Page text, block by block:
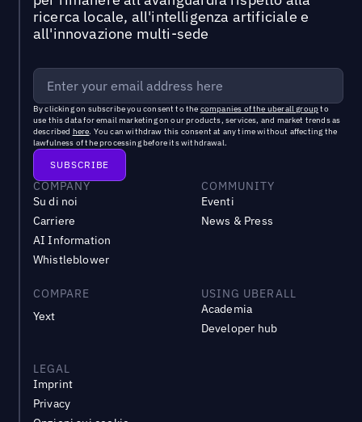
ricerca locale, all'intelligenza artificiale e
all'innovazione multi-sede
By clicking on subscribe you consent to the companies of the uberall groupto
use this data for email marketing on our products, services, and market trends as
described here. You can withdraw this consent at any time without affecting the
lawfulness of the processing before its withdrawal.
COMPANY
Su di noi
Carriere
AI Information
Whistleblower
COMMUNITY
Eventi
News & Press
COMPARE
Yext
USING UBERALL
Academia
Developer hub
LEGAL
Imprint
Privacy